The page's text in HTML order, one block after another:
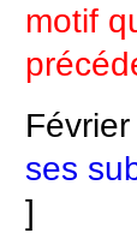
motif
ses
]